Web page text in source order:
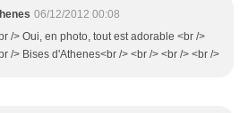
06/12/2012 00:08
/> Oui, en photo, tout est adorable <br />
/> Bises d'Athenes<br /> <br /> <br /> <br />